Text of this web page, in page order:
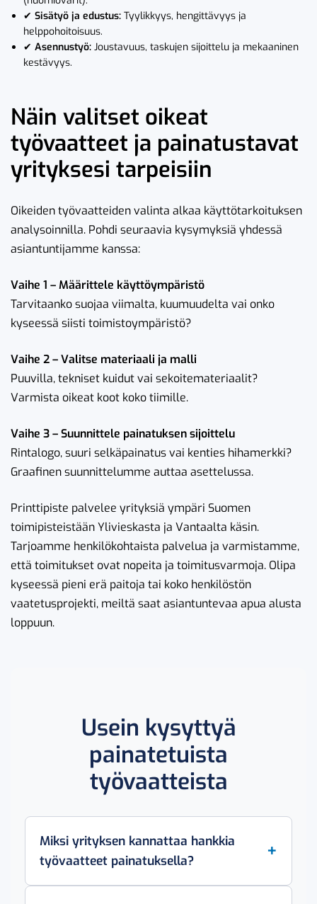
✔Sisätyö ja edustus: Tyylikkyys, hengittävyys ja
helppohoitoisuus.
✔Asennustyö: Joustavuus, taskujen sijoittelu ja mekaaninen
kestävyys.
Näin valitset oikeat
työvaatteet ja painatustavat
yrityksesi tarpeisiin
Oikeiden työvaatteiden valinta alkaa käyttötarkoituksen
analysoinnilla. Pohdi seuraavia kysymyksiä yhdessä
asiantuntijamme kanssa:
Vaihe 1 – Määrittele käyttöympäristö
Tarvitaanko suojaa viimalta, kuumuudelta vai onko
kyseessä siisti toimistoympäristö?
Vaihe 2 – Valitse materiaali ja malli
Puuvilla, tekniset kuidut vai sekoitemateriaalit?
Varmista oikeat koot koko tiimille.
Vaihe 3 – Suunnittele painatuksen sijoittelu
Rintalogo, suuri selkäpainatus vai kenties hihamerkki?
Graafinen suunnittelumme auttaa asettelussa.
Printtipiste palvelee yrityksiä ympäri Suomen
toimipisteistään Ylivieskasta ja Vantaalta käsin.
Tarjoamme henkilökohtaista palvelua ja varmistamme,
että toimitukset ovat nopeita ja toimitusvarmoja. Olipa
kyseessä pieni erä paitoja tai koko henkilöstön
vaatetusprojekti, meiltä saat asiantuntevaa apua alusta
loppuun.
Usein kysyttyä
painatetuista
työvaatteista
Miksi yrityksen kannattaa hankkia
työvaatteet painatuksella?